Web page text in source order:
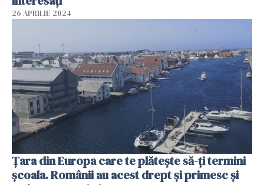
26 APRILIE 2024
Țara din Europa care te plătește să-ți termini
școala. Românii au acest drept și primesc și